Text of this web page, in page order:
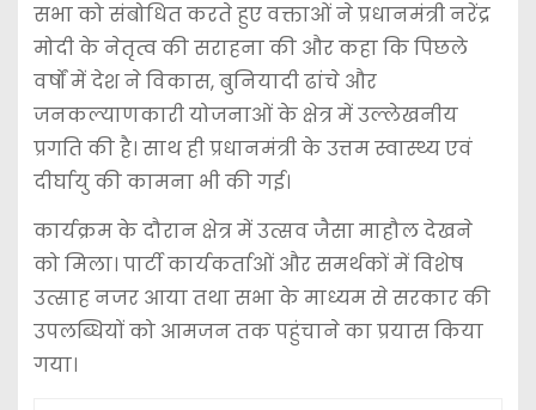
सभा को संबोधित करते हुए वक्ताओं ने प्रधानमंत्री नरेंद्र
मोदी के नेतृत्व की सराहना की और कहा कि पिछले
वर्षों में देश ने विकास, बुनियादी ढांचे और
जनकल्याणकारी योजनाओं के क्षेत्र में उल्लेखनीय
प्रगति की है। साथ ही प्रधानमंत्री के उत्तम स्वास्थ्य एवं
दीर्घायु की कामना भी की गई।
कार्यक्रम के दौरान क्षेत्र में उत्सव जैसा माहौल देखने
को मिला। पार्टी कार्यकर्ताओं और समर्थकों में विशेष
उत्साह नजर आया तथा सभा के माध्यम से सरकार की
उपलब्धियों को आमजन तक पहुंचाने का प्रयास किया
गया।